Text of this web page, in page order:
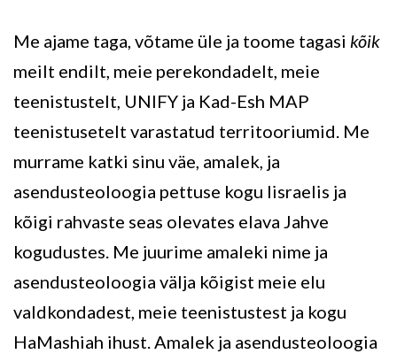
Me ajame taga, võtame üle ja toome tagasi kõik
meilt endilt, meie perekondadelt, meie
teenistustelt, UNIFY ja Kad-Esh MAP
teenistusetelt varastatud territooriumid. Me
murrame katki sinu väe, amalek, ja
asendusteoloogia pettuse kogu Iisraelis ja
kõigi rahvaste seas olevates elava Jahve
kogudustes. Me juurime amaleki nime ja
asendusteoloogia välja kõigist meie elu
valdkondadest, meie teenistustest ja kogu
HaMashiah ihust. Amalek ja asendusteoloogia